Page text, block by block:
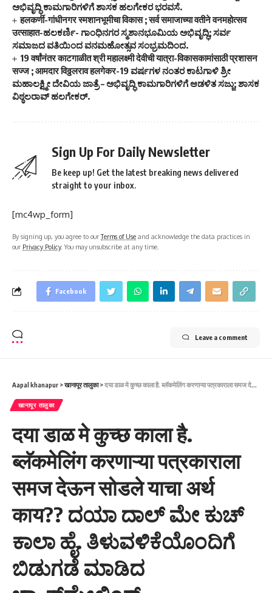
ಅಭಿವೃದ್ಧಿ ಕಾಮಗಾರಿಗಳಿಗೆ ಶಾಸಕ ಹಲಗೇಕರ ಭರವಸೆ.
हलकर्णी-गांधीनगर स्मशानभूमीचा विकास ; सर्व समाजाच्या वतीने वनमहोत्सव
उत्साहात-ಹಲಕರ್ಣಿ- ಗಾಂಧಿನಗರ ಸ್ಮಶಾನಭೂಮಿಯ ಅಭಿವೃದ್ಧಿ; ಸರ್ವ
ಸಮಾಜದ ವತಿಯಿಂದ ವನಮಹೋತ್ಸವ ಸಂಭ್ರಮದಿಂದ.
19 वर्षांनंतर काटगाळीत श्री महालक्ष्मी देवीची यात्रा-विकासकामांसाठी प्रशासन
सज्ज ; आमदार विठ्ठलराव हलगेकर-19 ವರ್ಷಗಳ ನಂತರ ಕಾಟಗಾಳಿ ಶ್ರೀ
ಮಹಾಲಕ್ಷ್ಮೀ ದೇವಿಯ ಜಾತ್ರೆ – ಅಭಿವೃದ್ಧಿ ಕಾಮಗಾರಿಗಳಿಗೆ ಆಡಳಿತ ಸಜ್ಜು; ಶಾಸಕ
ವಿಠ್ಠಲರಾವ್ ಹಲಗೇಕರ್.
Sign Up For Daily Newsletter
Be keep up! Get the latest breaking news delivered
straight to your inbox.
[mc4wp_form]
By signing up, you agree to ourTerms of Use and acknowledge the data practices in
our Privacy Policy. You may unsubscribe at any time.
Facebook
Leave a comment
Aapal khanapur >खानापूर तालुका>दया डाळ मे कुच्छ काला है. ब्लॅकमेलिंग करणाऱ्या पत्रकाराला समज देऊन सोडले याचा अर्थ काय?? ದಯಾ ದಾಲ್ ಮೇ ಕುಚ್ ಕಾಲಾ ಹೈ. ತಿಳುವಳಿಕೆಯೊಂದಿಗೆ ಬಿಡುಗಡೆ ಮಾಡಿದ ಬ್ಲ್ಯಾಕ್‌ಮೇಲಿಂಗ್ ಪತ್ರಕರ್ತನಿಗೆಪತ್ರಕರ್ತನಿಗೆಅರ್ಥವೇನು ??
खानापूर तालुका
दया डाळ मे कुच्छ काला है.
ब्लॅकमेलिंग करणाऱ्या पत्रकाराला
समज देऊन सोडले याचा अर्थ
काय?? ದಯಾ ದಾಲ್ ಮೇ ಕುಚ್
ಕಾಲಾ ಹೈ. ತಿಳುವಳಿಕೆಯೊಂದಿಗೆ
ಬಿಡುಗಡೆ ಮಾಡಿದ